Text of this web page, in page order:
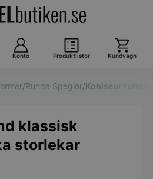
Konto Produktlistor Kundvagn
/Runda Speglar/Koniseur rund
klassisk
storlekar